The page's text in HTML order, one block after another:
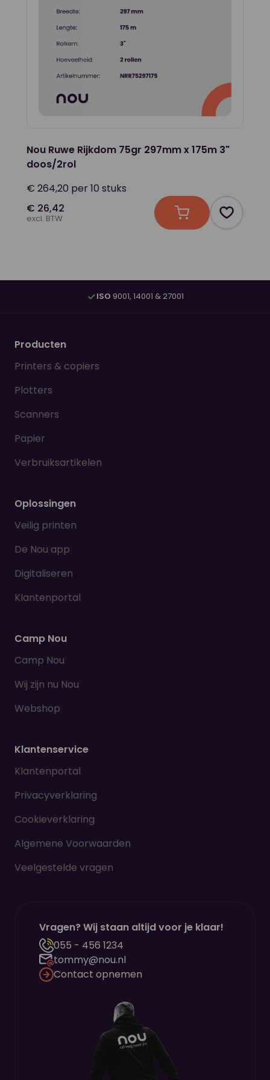
Nou Ruwe Rijkdom 75gr 297mm x 175m 3"
doos/2rol
€ 264,20 per 10 stuks
€ 26,42
excl. BTW In winkelwagen
Product
ISO 9001, 14001 & 27001
Producten
Printers & copiers
Plotters
Scanners
Papier
Verbruiksartikelen
Oplossingen
Veilig printen
De Nou app
Digitaliseren
Klantenportal
Camp Nou
Camp Nou
Wij zijn nu Nou
Webshop
Klantenservice
Klantenportal
Privacyverklaring
Cookieverklaring
Algemene Voorwaarden
Veelgestelde vragen
Vragen? Wij staan altijd voor je klaar!
055 - 456 1234
tommy@nou.nl
Contact opnemen